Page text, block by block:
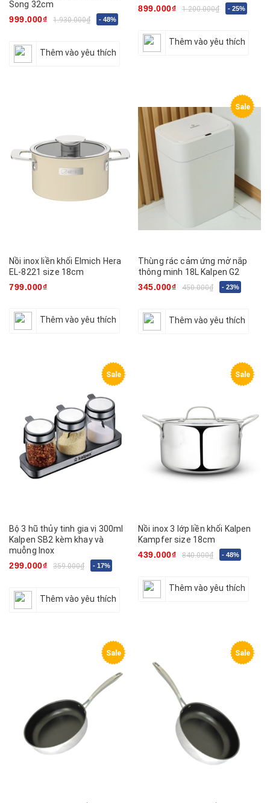
Song 32cm
999.000₫
1.930.000₫ - 48%
Thêm vào yêu thích
899.000₫
1.200.000₫ - 25%
Thêm vào yêu thích
Nồi inox liền khối Elmich Hera
EL-8221 size 18cm
799.000₫
Thêm vào yêu thích
Sale
Thùng rác cảm ứng mở nắp
thông minh 18L Kalpen G2
345.000₫
450.000₫ - 23%
Thêm vào yêu thích
Sale
Bộ 3 hũ thủy tinh gia vị 300ml
Kalpen SB2 kèm khay và
muỗng Inox
299.000₫
359.000₫ - 17%
Thêm vào yêu thích
Sale
Nồi inox 3 lớp liền khối Kalpen
Kampfer size 18cm
439.000₫
840.000₫ - 48%
Thêm vào yêu thích
Sale Sale